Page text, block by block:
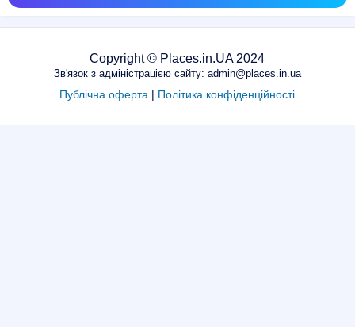
Copyright © Places.in.UA 2024
Зв'язок з адміністрацією сайту: admin@places.in.ua
Публічна оферта | Політика конфіденційності